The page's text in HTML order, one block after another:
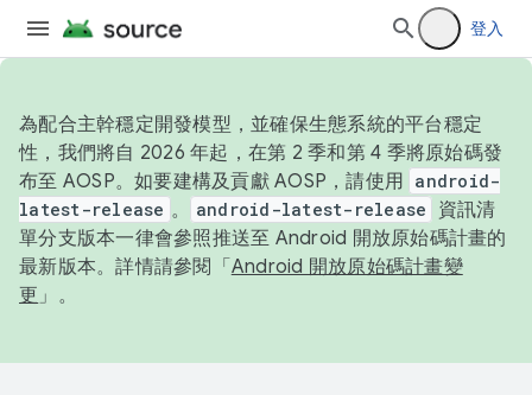
登入
為配合主幹穩定開發模型，並確保生態系統的平台穩定
性，我們將自 2026 年起，在第 2 季和第 4 季將原始碼發
布至 AOSP。如要建構及貢獻 AOSP，請使用 android-
latest-release 。 android-latest-release
資訊清
單分支版本一律會參照推送至 Android 開放原始碼計畫的
最新版本。詳情請參閱「 Android 開放原始碼計畫變
更 」。